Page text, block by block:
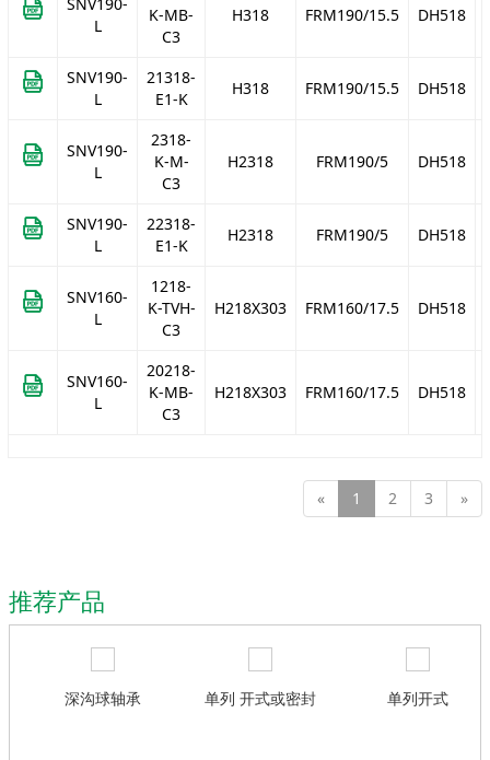
L
K-MB-
C3
H318 FRM190/15.5 DH518
SNV190-
L
21318-
E1-K
H318 FRM190/15.5 DH518
SNV190-
L
2318-
K-M-
C3
H2318 FRM190/5 DH518
SNV190-
L
22318-
E1-K
H2318 FRM190/5 DH518
SNV160-
L
1218-
K-TVH-
C3
H218X303 FRM160/17.5 DH518
SNV160-
L
20218-
K-MB-
C3
H218X303 FRM160/17.5 DH518
« 1 2 3 »
推荐产品
深沟球轴承 单列 开式或密封 单列开式